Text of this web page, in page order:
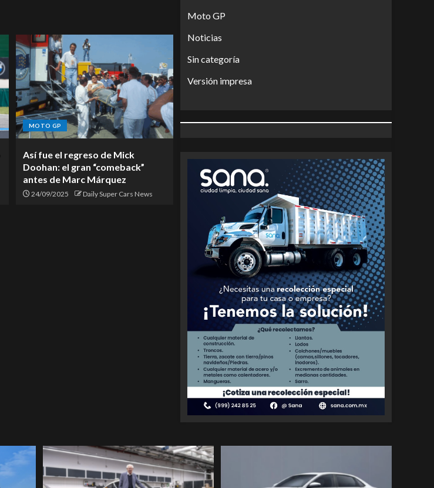
MOTO GP
Así fue el regreso de Mick
Doohan: el gran “comeback”
antes de Marc Márquez
24/09/2025 Daily Super Cars News
Moto GP
Noticias
Sin categoría
Versión impresa